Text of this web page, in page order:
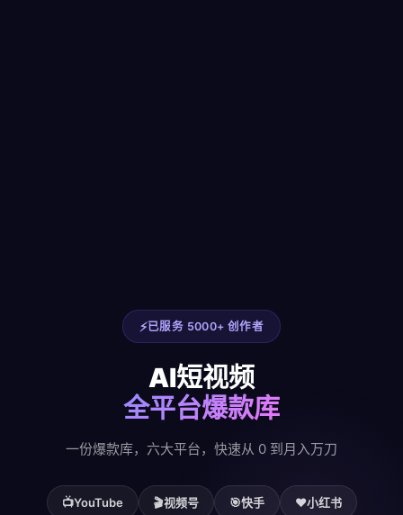
已服务 5000+ 创作者
AI短视频
全平台爆款库
一份爆款库，六大平台，快速从 0 到月入万刀
📺YouTube 🎬视频号 🎯快手 ❤️小红书